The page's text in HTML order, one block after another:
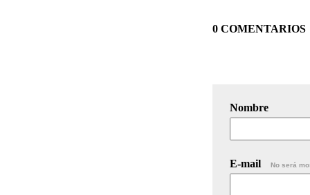
0 COMENTARIOS
Nombre
E-mail No será